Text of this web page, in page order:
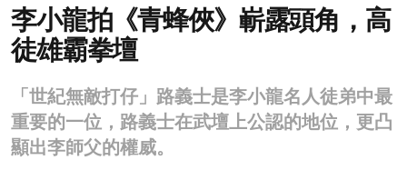
生活
健康
商業
科技
影片
李小龍拍《青蜂俠》嶄露頭角，高
徒雄霸拳壇
「世紀無敵打仔」路義士是李小龍名人徒弟中最
重要的一位，路義士在武壇上公認的地位，更凸
顯出李師父的權威。